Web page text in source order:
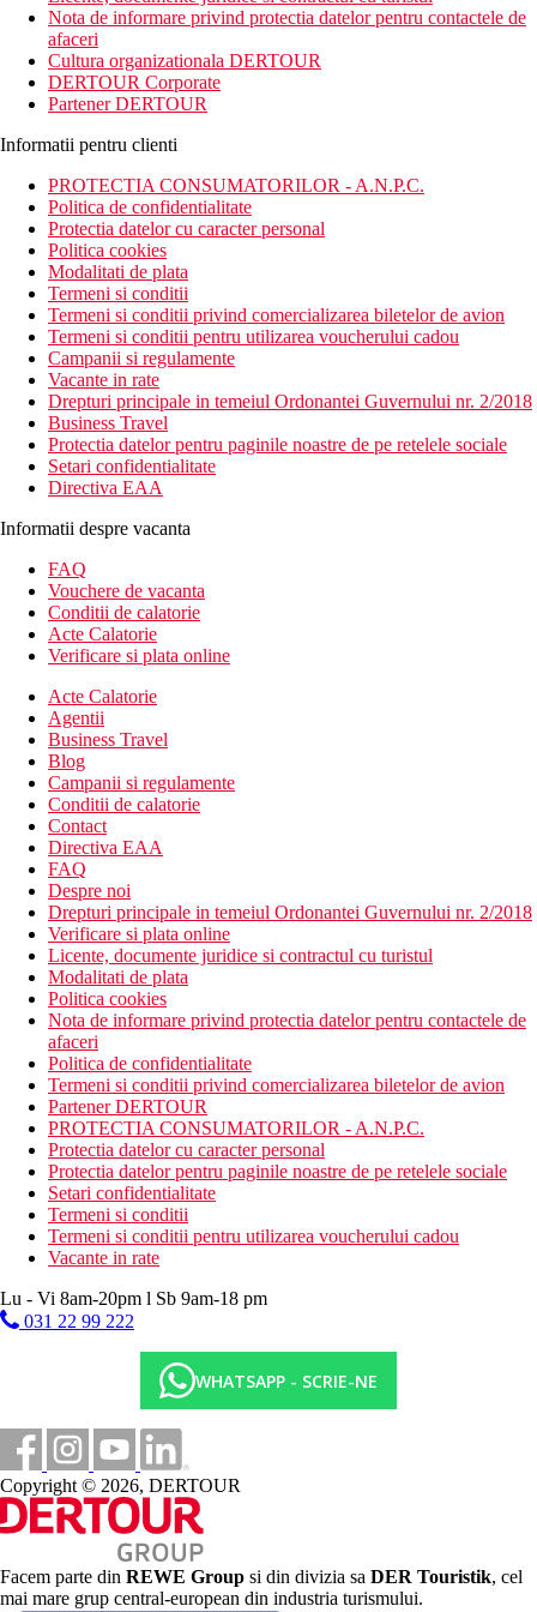
prin satelit. Confort si relaxare la indemana.
Distanta
350 m distanta de plaja de la Pineda
7 km distanta de Aeroportul Reus
250 m distanta de restaurantul Mix La Pineda
Descrierea camerei
Toate camerele dispun de:
uscator de par
prosoape de baie
aer conditionat
TV prin satelit
cada / dus
balcon / terasa
lenjerie de pat
telefon
seif (contra cost)
minibar
camere de familie
Descrierea hotelului
Hotelul dispune de:
parcare (contra cost)
Wifi
receptie
schimb valutar
receptie deschisa non-stop
servicii de spalatorie (contra cost)
sala de fitness
aer conditionat
lift
automat (bauturi)
3 restaurante
2 piscine
schimb valutar
sezlonguri / umbrele langa piscina
miniclub pentru copii
facilitati pentru persoane cu mobilitate redusa
spa & centru de wellness
Descrierea plajei
plaja cu nisip
sezlonguri si umbrele pe plaja (contra cost)
Activitati sportive gratuite
muzica/spectacol live
divertisment de seara
tenis de masa
camera de jocuri
Activitati sportive contra cost
teren de tenis
biliard
squash
inchirieri biciclete
sala de fitness
cada cu hidromasaj/jacuzzi
baie turceasca/baie de aburi
teren de golf (la maxim 3 km)
Dieta
3 restaurante care servesc bufet mediteranean
4 snack baruri si 3 baruri la piscina
Nota de informare privind protectia datelor pentru contactele de
afaceri
Cultura organizationala DERTOUR
DERTOUR Corporate
Partener DERTOUR
Informatii pentru clienti
PROTECTIA CONSUMATORILOR - A.N.P.C.
Politica de confidentialitate
Protectia datelor cu caracter personal
Politica cookies
Modalitati de plata
Termeni si conditii
Termeni si conditii privind comercializarea biletelor de avion
Termeni si conditii pentru utilizarea voucherului cadou
Campanii si regulamente
Vacante in rate
Drepturi principale in temeiul Ordonantei Guvernului nr. 2/2018
Business Travel
Protectia datelor pentru paginile noastre de pe retelele sociale
Setari confidentialitate
Directiva EAA
Informatii despre vacanta
FAQ
Vouchere de vacanta
Conditii de calatorie
Acte Calatorie
Verificare si plata online
Acte Calatorie
Agentii
Business Travel
Blog
Campanii si regulamente
Conditii de calatorie
Contact
Directiva EAA
FAQ
Despre noi
Drepturi principale in temeiul Ordonantei Guvernului nr. 2/2018
Verificare si plata online
Licente, documente juridice si contractul cu turistul
Modalitati de plata
Politica cookies
Nota de informare privind protectia datelor pentru contactele de
afaceri
Politica de confidentialitate
Termeni si conditii privind comercializarea biletelor de avion
Partener DERTOUR
PROTECTIA CONSUMATORILOR - A.N.P.C.
Protectia datelor cu caracter personal
Protectia datelor pentru paginile noastre de pe retelele sociale
Setari confidentialitate
Termeni si conditii
Termeni si conditii pentru utilizarea voucherului cadou
Vacante in rate
Lu - Vi 8am-20pm l Sb 9am-18 pm
031 22 99 222
WHATSAPP - SCRIE-NE
Copyright © 2026, DERTOUR
Facem parte din REWE Group si din divizia sa DER Touristik, cel
mai mare grup central-european din industria turismului.